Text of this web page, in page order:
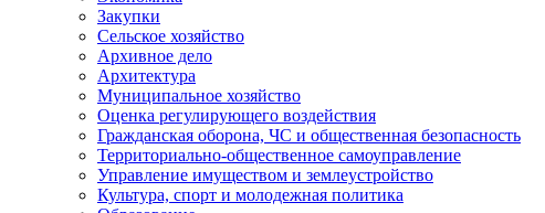
Закупки
Сельское хозяйство
Архивное дело
Архитектура
Муниципальное хозяйство
Оценка регулирующего воздействия
Гражданская оборона, ЧС и общественная безопасность
Территориально-общественное самоуправление
Управление имуществом и землеустройство
Культура, спорт и молодежная политика